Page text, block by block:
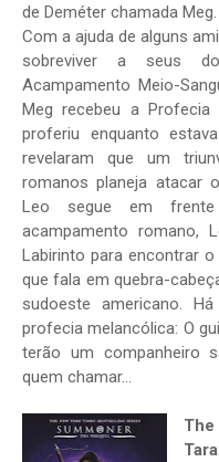
de Deméter chamada
Com a ajuda de alguns
sobreviver a seus
Acampamento Meio-
Meg recebeu a
proferiu enquanto
revelaram que um
romanos planeja atacar
Leo segue em
acampamento romano,
Labirinto para encontrar
que fala em quebra-
sudoeste americano.
profecia melancólica: O
terão um companheiro
quem chamar...